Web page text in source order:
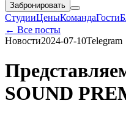
Забронировать
СтудииЦеныКомандаГости
← Все посты
Новости2024-07-10Telegram
SOUND